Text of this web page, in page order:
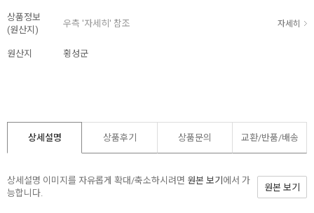
상품정보
(원산지)
우측 '자세히' 참조 자세히
원산지 횡성군
상세설명 상품후기 상품문의 교환/반품/배송
상세설명 이미지를 자유롭게 확대/축소하시려면 원본 보기 에서 가
능합니다.
원본 보기